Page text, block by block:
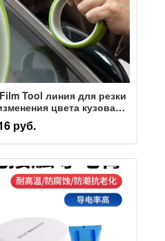
Tool линия для резки
цвета кузова
защитой от царапин
для моделирования
руб.